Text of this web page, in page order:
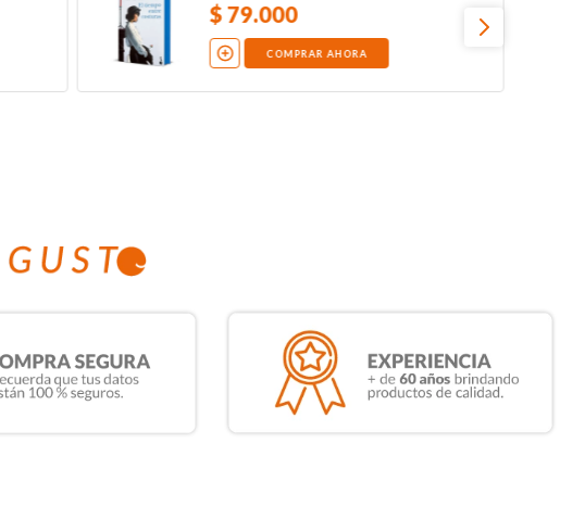
$79.000
COMPRAR AHORA